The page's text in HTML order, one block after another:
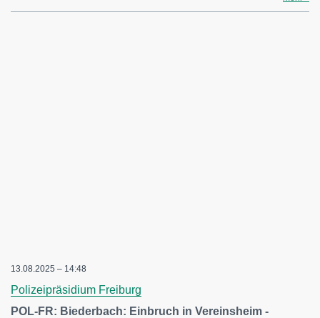
13.08.2025 – 14:48
Polizeipräsidium Freiburg
POL-FR: Biederbach: Einbruch in Vereinsheim -